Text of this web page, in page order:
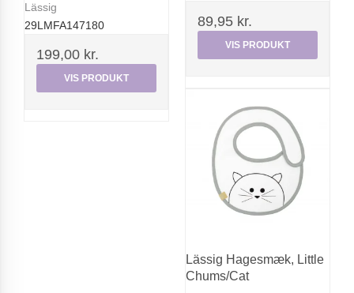
Lässig
29LMFA147180
199,00 kr.
VIS PRODUKT
89,95 kr.
VIS PRODUKT
Lässig Hagesmæk, Little
Chums/Cat